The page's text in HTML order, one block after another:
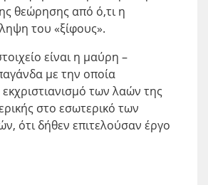
θεώρησης από ό,τι η
του «ξίφους».
είναι η μαύρη –
με την οποία
των λαών της
στο εσωτερικό των
ότι δήθεν επιτελούσαν έργο